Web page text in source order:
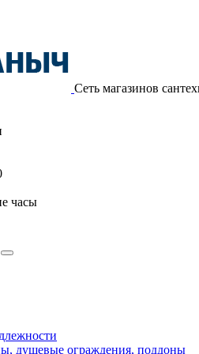
Сеть магазинов
часы
душевые ограждения, поддоны